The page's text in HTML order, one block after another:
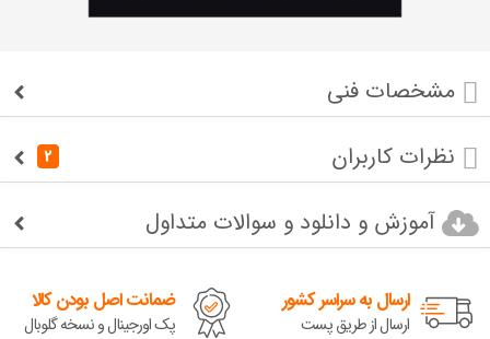
مشخصات فنی
نظرات کاربران
2
آموزش و دانلود و سوالات متداول
ارسال به سراسر کشور
ارسال از طریق پست
ضمانت اصل بودن کالا
پک اورجینال و نسخه گلوبال